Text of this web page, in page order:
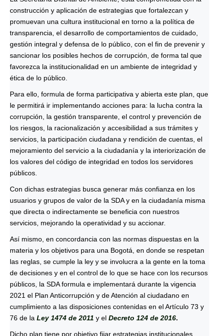
construcción y aplicación de estrategias que fortalezcan y
promuevan una cultura institucional en torno a la política de
transparencia, el desarrollo de comportamientos de cuidado,
gestión integral y defensa de lo público, con el fin de prevenir y
sancionar los posibles hechos de corrupción, de forma tal que
favorezca la institucionalidad en un ambiente de integridad y
ética de lo público.
Para ello, formula de forma participativa y abierta este plan, que
le permitirá ir implementando acciones para: la lucha contra la
corrupción, la gestión transparente, el control y prevención de
los riesgos, la racionalización y accesibilidad a sus trámites y
servicios, la participación ciudadana y rendición de cuentas, el
mejoramiento del servicio a la ciudadanía y la interiorización de
los valores del código de integridad en todos los servidores
públicos.
Con dichas estrategias busca generar más confianza en los
usuarios y grupos de valor de la SDA y en la ciudadanía misma
que directa o indirectamente se beneficia con nuestros
servicios, mejorando la operatividad y su accionar.
Así mismo, en concordancia con las normas dispuestas en la
materia y los objetivos para una Bogotá, en donde se respetan
las reglas, se cumple la ley y se involucra a la gente en la toma
de decisiones y en el control de lo que se hace con los recursos
públicos, la SDA formula e implementará durante la vigencia
2021 el Plan Anticorrupción y de Atención al ciudadano en
cumplimiento a las disposiciones contenidas en el Artículo 73 y
76 de la Ley 1474 de 2011 y el Decreto 124 de 2016.
Dicho plan tiene por objetivo fijar estrategias institucionales,